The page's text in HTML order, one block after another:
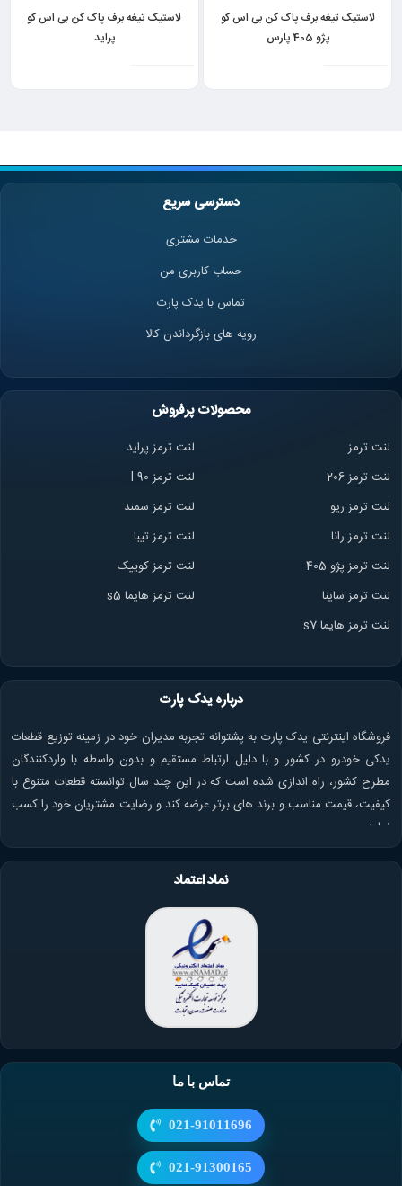
لاستیک تیغه برف پاک کن بی اس کو
پژو 405 پارس
لاستیک تیغه برف پاک کن بی اس کو
پراید
دسترسی سریع
خدمات مشتری
حساب کاربری من
تماس با یدک پارت
رویه های بازگرداندن کالا
محصولات پرفروش
لنت ترمز
لنت ترمز پراید
لنت ترمز 206
لنت ترمز l 90
لنت ترمز ریو
لنت ترمز سمند
لنت ترمز رانا
لنت ترمز تیبا
لنت ترمز پژو 405
لنت ترمز کوییک
لنت ترمز ساینا
لنت ترمز هایما s5
لنت ترمز هایما s7
درباره یدک پارت
فروشگاه اینترنتی یدک پارت به پشتوانه تجربه مدیران خود در زمینه توزیع قطعات
یدکی خودرو در کشور و با دلیل ارتباط مستقیم و بدون واسطه با واردکنندگان
مطرح کشور، راه اندازی شده است که در این چند سال توانسته قطعات متنوع با
کیفیت، قیمت مناسب و برند های برتر عرضه کند و رضایت مشتریان خود را کسب
نماید.
نماد اعتماد
تماس با ما
021-91011696
021-91300165